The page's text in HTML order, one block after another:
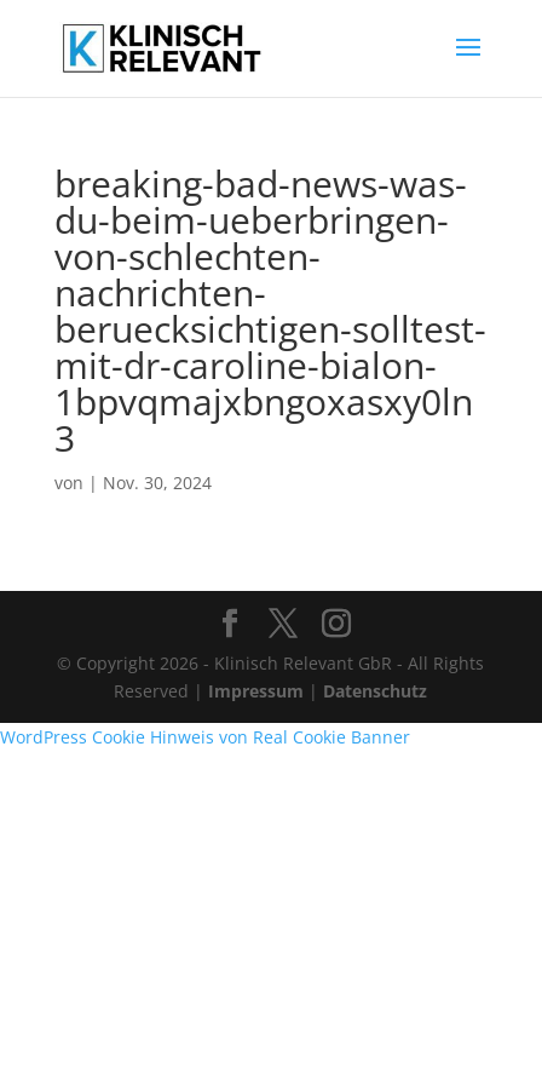
breaking-bad-news-was-
du-beim-ueberbringen-
von-schlechten-
nachrichten-
beruecksichtigen-solltest-
mit-dr-caroline-bialon-
1bpvqmajxbngoxasxy0ln
3
von | Nov. 30, 2024
© Copyright 2026 - Klinisch Relevant GbR - All Rights
Reserved | Impressum | Datenschutz
WordPress Cookie Hinweis von Real Cookie Banner